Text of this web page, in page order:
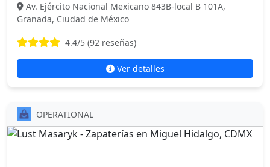
Av. Ejército Nacional Mexicano 843B-local B 101A,
Granada, Ciudad de México
4.4/5 (92 reseñas)
Ver detalles
OPERATIONAL